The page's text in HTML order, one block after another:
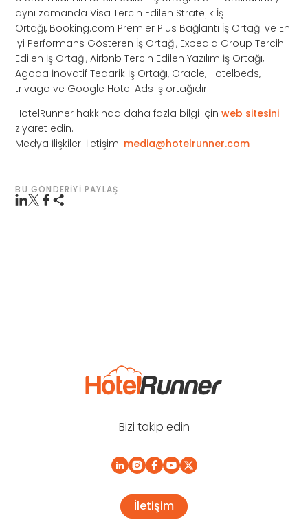
aynı zamanda Visa Tercih Edilen Stratejik İş
Ortağı, Booking.com Premier Plus Bağlantı İş Ortağı ve En
iyi Performans Gösteren İş Ortağı, Expedia Group Tercih
Edilen İş Ortağı, Airbnb Tercih Edilen Yazılım İş Ortağı,
Agoda İnovatif Tedarik İş Ortağı, Oracle, Hotelbeds,
trivago ve Google Hotel Ads iş ortağıdır.
HotelRunner hakkında daha fazla bilgi içinweb sitesini
ziyaret edin.
Medya İlişkileri İletişim: media@hotelrunner.com
BU GÖNDERIYI PAYLAŞ
Bizi takip edin
İletişim